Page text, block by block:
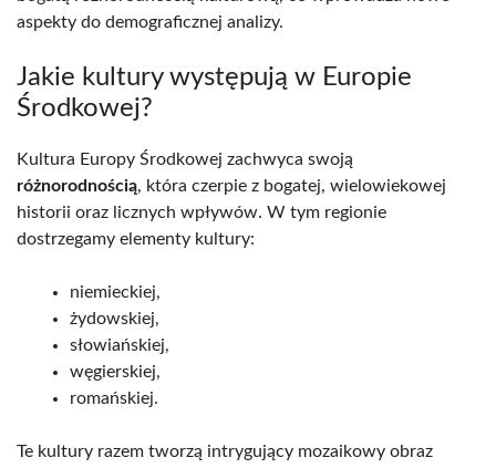
aspekty do demograficznej analizy.
Jakie kultury występują w Europie
Środkowej?
Kultura Europy Środkowej zachwyca swoją
różnorodnością, która czerpie z bogatej, wielowiekowej
historii oraz licznych wpływów. W tym regionie
dostrzegamy elementy kultury:
niemieckiej,
żydowskiej,
słowiańskiej,
węgierskiej,
romańskiej.
Te kultury razem tworzą intrygujący mozaikowy obraz